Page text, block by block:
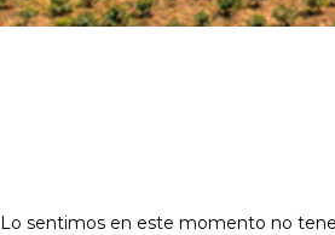
Lo sentimos en este momento no